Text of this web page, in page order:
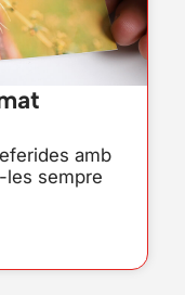
amb
les sempre